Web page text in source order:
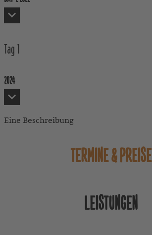
Tag 1
2024
Eine Beschreibung
TERMINE & PREISE
LEISTUNGEN